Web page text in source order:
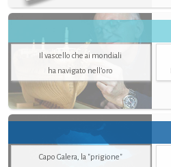
Il vascello che ai mondiali
ha navigato nell’oro
Capo Galera, la "prigione"